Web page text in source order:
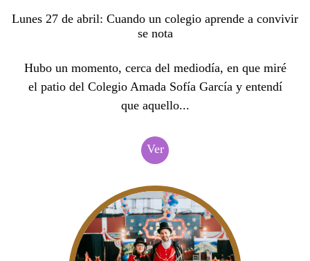
Lunes 27 de abril: Cuando un colegio aprende a convivir
se nota
Hubo un momento, cerca del mediodía, en que miré
el patio del Colegio Amada Sofía García y entendí
que aquello...
Ver